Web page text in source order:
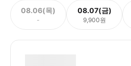
08.06(목)
-
08.07(금)
9,900원